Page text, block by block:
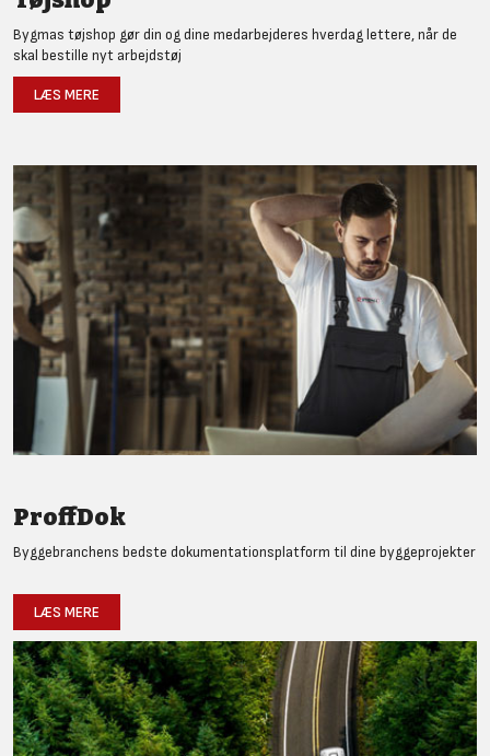
Bygmas tøjshop gør din og dine medarbejderes hverdag lettere, når de
skal bestille nyt arbejdstøj
LÆS MERE
ProffDok
Byggebranchens bedste dokumentationsplatform til dine byggeprojekter
LÆS MERE